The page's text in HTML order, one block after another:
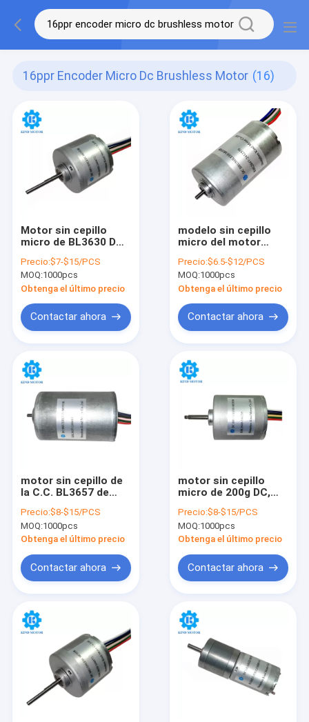
16ppr Encoder Micro Dc Brushless Motor (16)
Motor sin cepillo
micro de BL3630 DC,
codificador BLDC 12
voltios
Precio:$7-$15/PCS
MOQ:1000pcs
Obtenga el último precio
Contactar ahora
modelo sin cepillo
micro del motor
motor de 100g DC
Precio:$6.5-$12/PCS
MOQ:1000pcs
Obtenga el último precio
Contactar ahora
motor sin cepillo de
la C.C. BL3657 de
24vdc 90watt 95watt
100watt 36m m
Precio:$8-$15/PCS
MOQ:1000pcs
Obtenga el último precio
Contactar ahora
motor sin cepillo
micro de 200g DC,
imán permanente 9v
Precio:$8-$15/PCS
MOQ:1000pcs
Obtenga el último precio
Contactar ahora